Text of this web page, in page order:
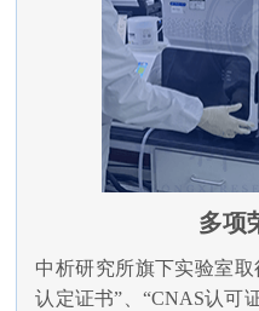
多项
中析研究所旗下实验室
认定证书”、“CNAS认可